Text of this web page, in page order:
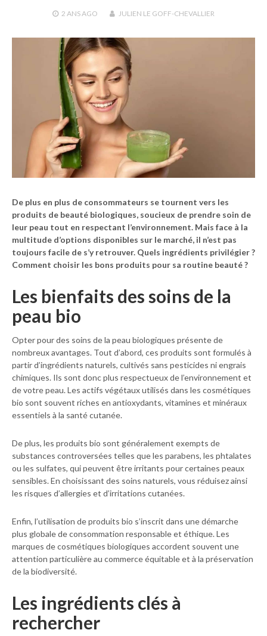
2 ANSAGO JULIEN LE GOFF-CHEVALLIER
De plus en plus de consommateurs se tournent vers les
produits de beauté biologiques, soucieux de prendre soin de
leur peau tout en respectant l’environnement. Mais face à la
multitude d’options disponibles sur le marché, il n’est pas
toujours facile de s’y retrouver. Quels ingrédients privilégier ?
Comment choisir les bons produits pour sa routine beauté ?
Les bienfaits des soins de la
peau bio
Opter pour des soins de la peau biologiques présente de
nombreux avantages. Tout d’abord, ces produits sont formulés à
partir d’ingrédients naturels, cultivés sans pesticides ni engrais
chimiques. Ils sont donc plus respectueux de l’environnement et
de votre peau. Les actifs végétaux utilisés dans les cosmétiques
bio sont souvent riches en antioxydants, vitamines et minéraux
essentiels à la santé cutanée.
De plus, les produits bio sont généralement exempts de
substances controversées telles que les parabens, les phtalates
ou les sulfates, qui peuvent être irritants pour certaines peaux
sensibles. En choisissant des soins naturels, vous réduisez ainsi
les risques d’allergies et d’irritations cutanées.
Enfin, l’utilisation de produits bio s’inscrit dans une démarche
plus globale de consommation responsable et éthique. Les
marques de cosmétiques biologiques accordent souvent une
attention particulière au commerce équitable et à la préservation
de la biodiversité.
Les ingrédients clés à
rechercher